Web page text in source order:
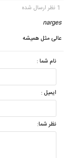
1 نظر ارسال شده
narges
عالی مثل همیشه
نام شما :
ایمیل :
نظر شما: